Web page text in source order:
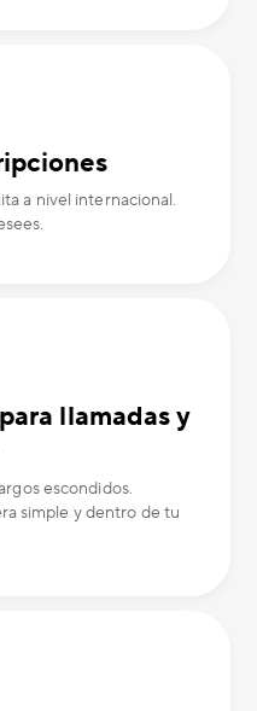
a nivel internacional.
llamadas y
escondidos.
simple y dentro de tu